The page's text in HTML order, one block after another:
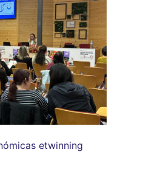
etwinning